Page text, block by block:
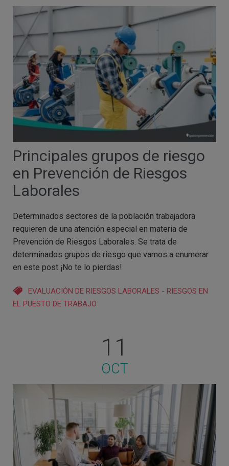
Principales grupos de riesgo
en Prevención de Riesgos
Laborales
Determinados sectores de la población trabajadora
requieren de una atención especial en materia de
Prevención de Riesgos Laborales. Se trata de
determinados grupos de riesgo que vamos a enumerar
en este post ¡No te lo pierdas!
EVALUACIÓN DE RIESGOS LABORALES - RIESGOS EN
EL PUESTO DE TRABAJO
11
OCT